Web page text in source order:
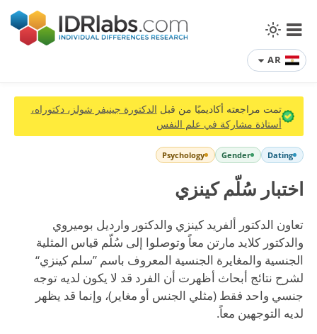
AR
تمت مراجعته أكاديميًا من قبل الدكتورة جينيفر شولز، دكتوراه،
أستاذة مشاركة في علم النفس
Dating
Gender
Psychology
اختبار سُلّم كينزي
تعاون الدكتور ألفريد كينزي والدكتور وارديل بوميروي
والدكتور كلايد مارتن معاً وتوصلوا إلى سُلّم قياس المثلية
الجنسية والمغايرة الجنسية المعروف باسم ”سلم كينزي“
لشرح نتائج أبحاث أظهرت أن الفرد قد لا يكون لديه توجه
جنسي واحد فقط (مثلي الجنس أو مغاير)، وإنما قد يظهر
لديه التوجهين معاً.